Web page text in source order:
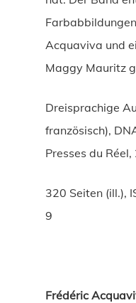
Acquaviva und
Maggy Mauritz
Dreisprachige
französisch),
Presses du
320 Seiten (ill.),
9
Frédéric